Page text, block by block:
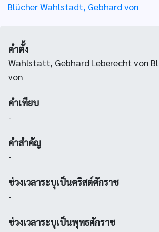
Blücher Wahlstadt, Gebhard von
คำตั้ง
Wahlstatt, Gebhard Leberecht von
von
คำเทียบ
-
คำสำคัญ
-
ช่วงเวลาระบุเป็นคริสต์ศักราช
-
ช่วงเวลาระบุเป็นพุทธศักราช